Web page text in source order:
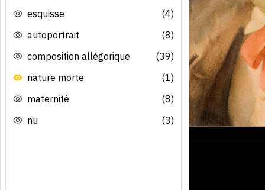
esquisse
(4)
autoportrait
(8)
composition allégorique
(39)
nature morte
(1)
maternité
(8)
nu
(3)